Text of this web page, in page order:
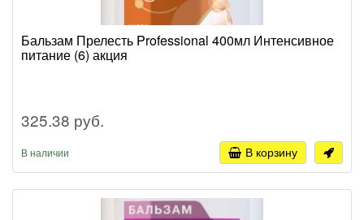
Бальзам Прелесть Professional 400мл Интенсивное
питание (6) акция
325.38 руб.
В наличии В корзину